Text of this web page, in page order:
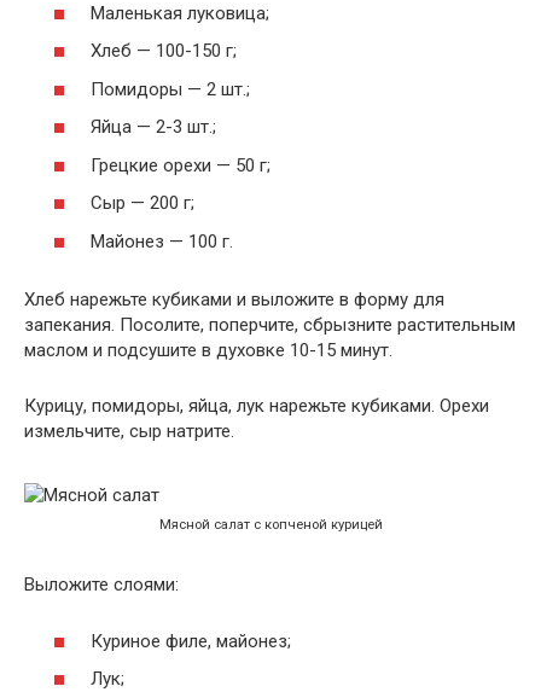
Маленькая луковица;
Хлеб — 100-150 г;
Помидоры — 2 шт.;
Яйца — 2-3 шт.;
Грецкие орехи — 50 г;
Сыр — 200 г;
Майонез — 100 г.
Хлеб нарежьте кубиками и выложите в форму для
запекания. Посолите, поперчите, сбрызните растительным
маслом и подсушите в духовке 10-15 минут.
Курицу, помидоры, яйца, лук нарежьте кубиками. Орехи
измельчите, сыр натрите.
Мясной салат с копченой курицей
Выложите слоями:
Куриное филе, майонез;
Лук;